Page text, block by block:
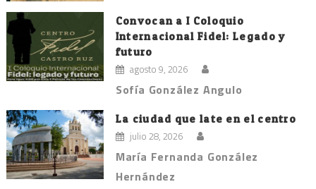
Convocan a I Coloquio
Internacional Fidel: Legado y
futuro
agosto 9, 2026
Sofía González Angulo
La ciudad que late en el centro
julio 28, 2026
María Fernanda González
Hernández